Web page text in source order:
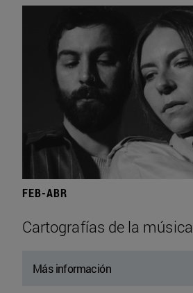
FEB-ABR
Cartografías de la música
Más información